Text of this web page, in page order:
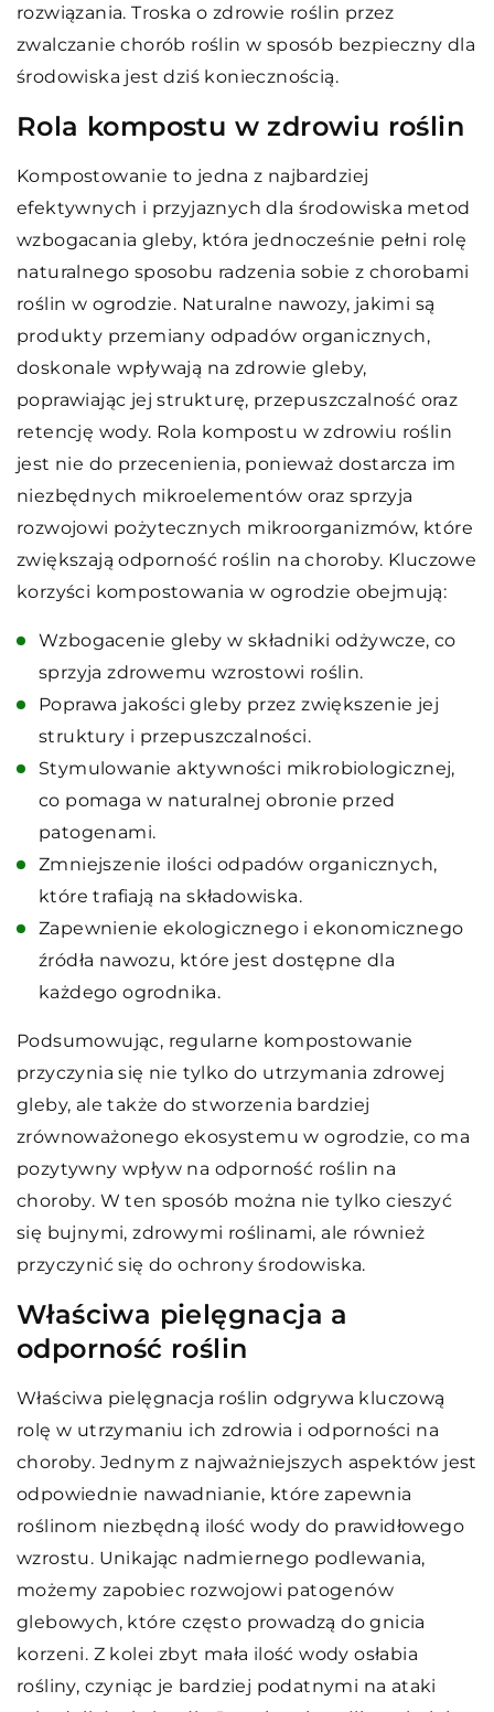
rozwiązania. Troska o zdrowie roślin przez
zwalczanie chorób roślin w sposób bezpieczny dla
środowiska jest dziś koniecznością.
Rola kompostu w zdrowiu roślin
Kompostowanie to jedna z najbardziej
efektywnych i przyjaznych dla środowiska metod
wzbogacania gleby, która jednocześnie pełni rolę
naturalnego sposobu radzenia sobie z chorobami
roślin w ogrodzie. Naturalne nawozy, jakimi są
produkty przemiany odpadów organicznych,
doskonale wpływają na zdrowie gleby,
poprawiając jej strukturę, przepuszczalność oraz
retencję wody. Rola kompostu w zdrowiu roślin
jest nie do przecenienia, ponieważ dostarcza im
niezbędnych mikroelementów oraz sprzyja
rozwojowi pożytecznych mikroorganizmów, które
zwiększają odporność roślin na choroby. Kluczowe
korzyści kompostowania w ogrodzie obejmują:
Wzbogacenie gleby w składniki odżywcze, co
sprzyja zdrowemu wzrostowi roślin.
Poprawa jakości gleby przez zwiększenie jej
struktury i przepuszczalności.
Stymulowanie aktywności mikrobiologicznej,
co pomaga w naturalnej obronie przed
patogenami.
Zmniejszenie ilości odpadów organicznych,
które trafiają na składowiska.
Zapewnienie ekologicznego i ekonomicznego
źródła nawozu, które jest dostępne dla
każdego ogrodnika.
Podsumowując, regularne kompostowanie
przyczynia się nie tylko do utrzymania zdrowej
gleby, ale także do stworzenia bardziej
zrównoważonego ekosystemu w ogrodzie, co ma
pozytywny wpływ na odporność roślin na
choroby. W ten sposób można nie tylko cieszyć
się bujnymi, zdrowymi roślinami, ale również
przyczynić się do ochrony środowiska.
Właściwa pielęgnacja a
odporność roślin
Właściwa pielęgnacja roślin odgrywa kluczową
rolę w utrzymaniu ich zdrowia i odporności na
choroby. Jednym z najważniejszych aspektów jest
odpowiednie nawadnianie, które zapewnia
roślinom niezbędną ilość wody do prawidłowego
wzrostu. Unikając nadmiernego podlewania,
możemy zapobiec rozwojowi patogenów
glebowych, które często prowadzą do gnicia
korzeni. Z kolei zbyt mała ilość wody osłabia
rośliny, czyniąc je bardziej podatnymi na ataki